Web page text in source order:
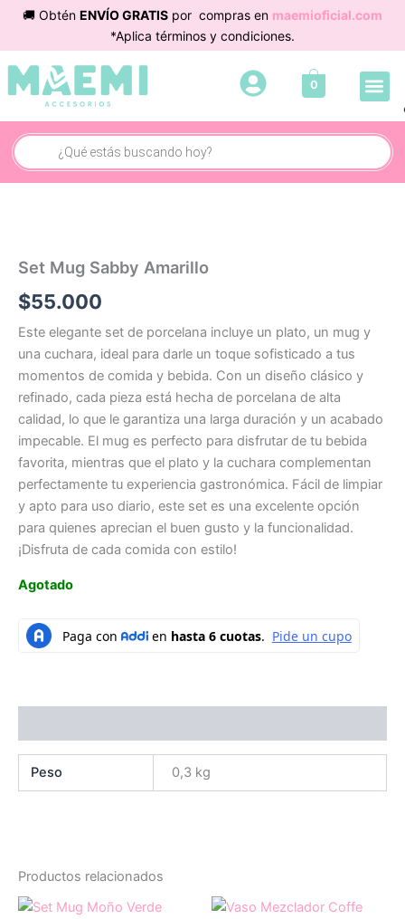
contenido
🚚 Obtén ENVÍO GRATIS por compras en maemioficial.com
*Aplica términos y condiciones.
0
Búsqueda
de
productos
Set Mug Sabby Amarillo
$55.000
Este elegante set de porcelana incluye un plato, un mug y
una cuchara, ideal para darle un toque sofisticado a tus
momentos de comida y bebida. Con un diseño clásico y
refinado, cada pieza está hecha de porcelana de alta
calidad, lo que le garantiza una larga duración y un acabado
impecable. El mug es perfecto para disfrutar de tu bebida
favorita, mientras que el plato y la cuchara complementan
perfectamente tu experiencia gastronómica. Fácil de limpiar
y apto para uso diario, este set es una excelente opción
para quienes aprecian el buen gusto y la funcionalidad.
¡Disfruta de cada comida con estilo!
Agotado
Peso 0,3 kg
Productos relacionados
Original
Current